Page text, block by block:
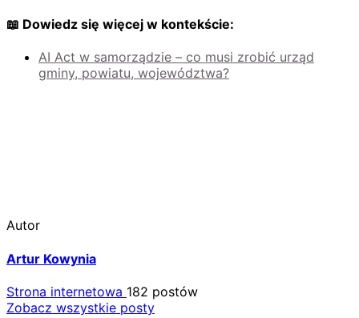
📖 Dowiedz się więcej w kontekście:
AI Act w samorządzie – co musi zrobić urząd
gminy, powiatu, województwa?
Autor
Artur Kowynia
Strona internetowa 182 postów
Zobacz wszystkie posty